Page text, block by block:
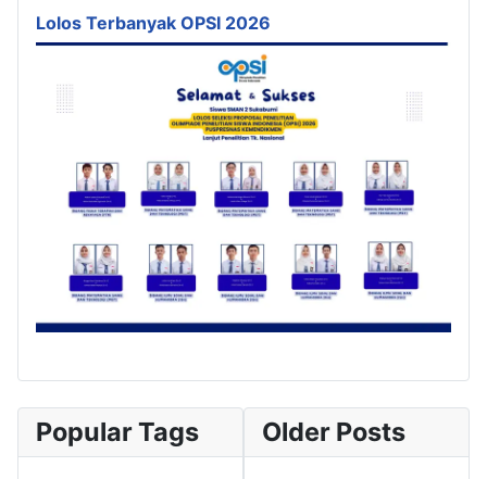
Lolos Terbanyak OPSI 2026
Popular Tags Older Posts